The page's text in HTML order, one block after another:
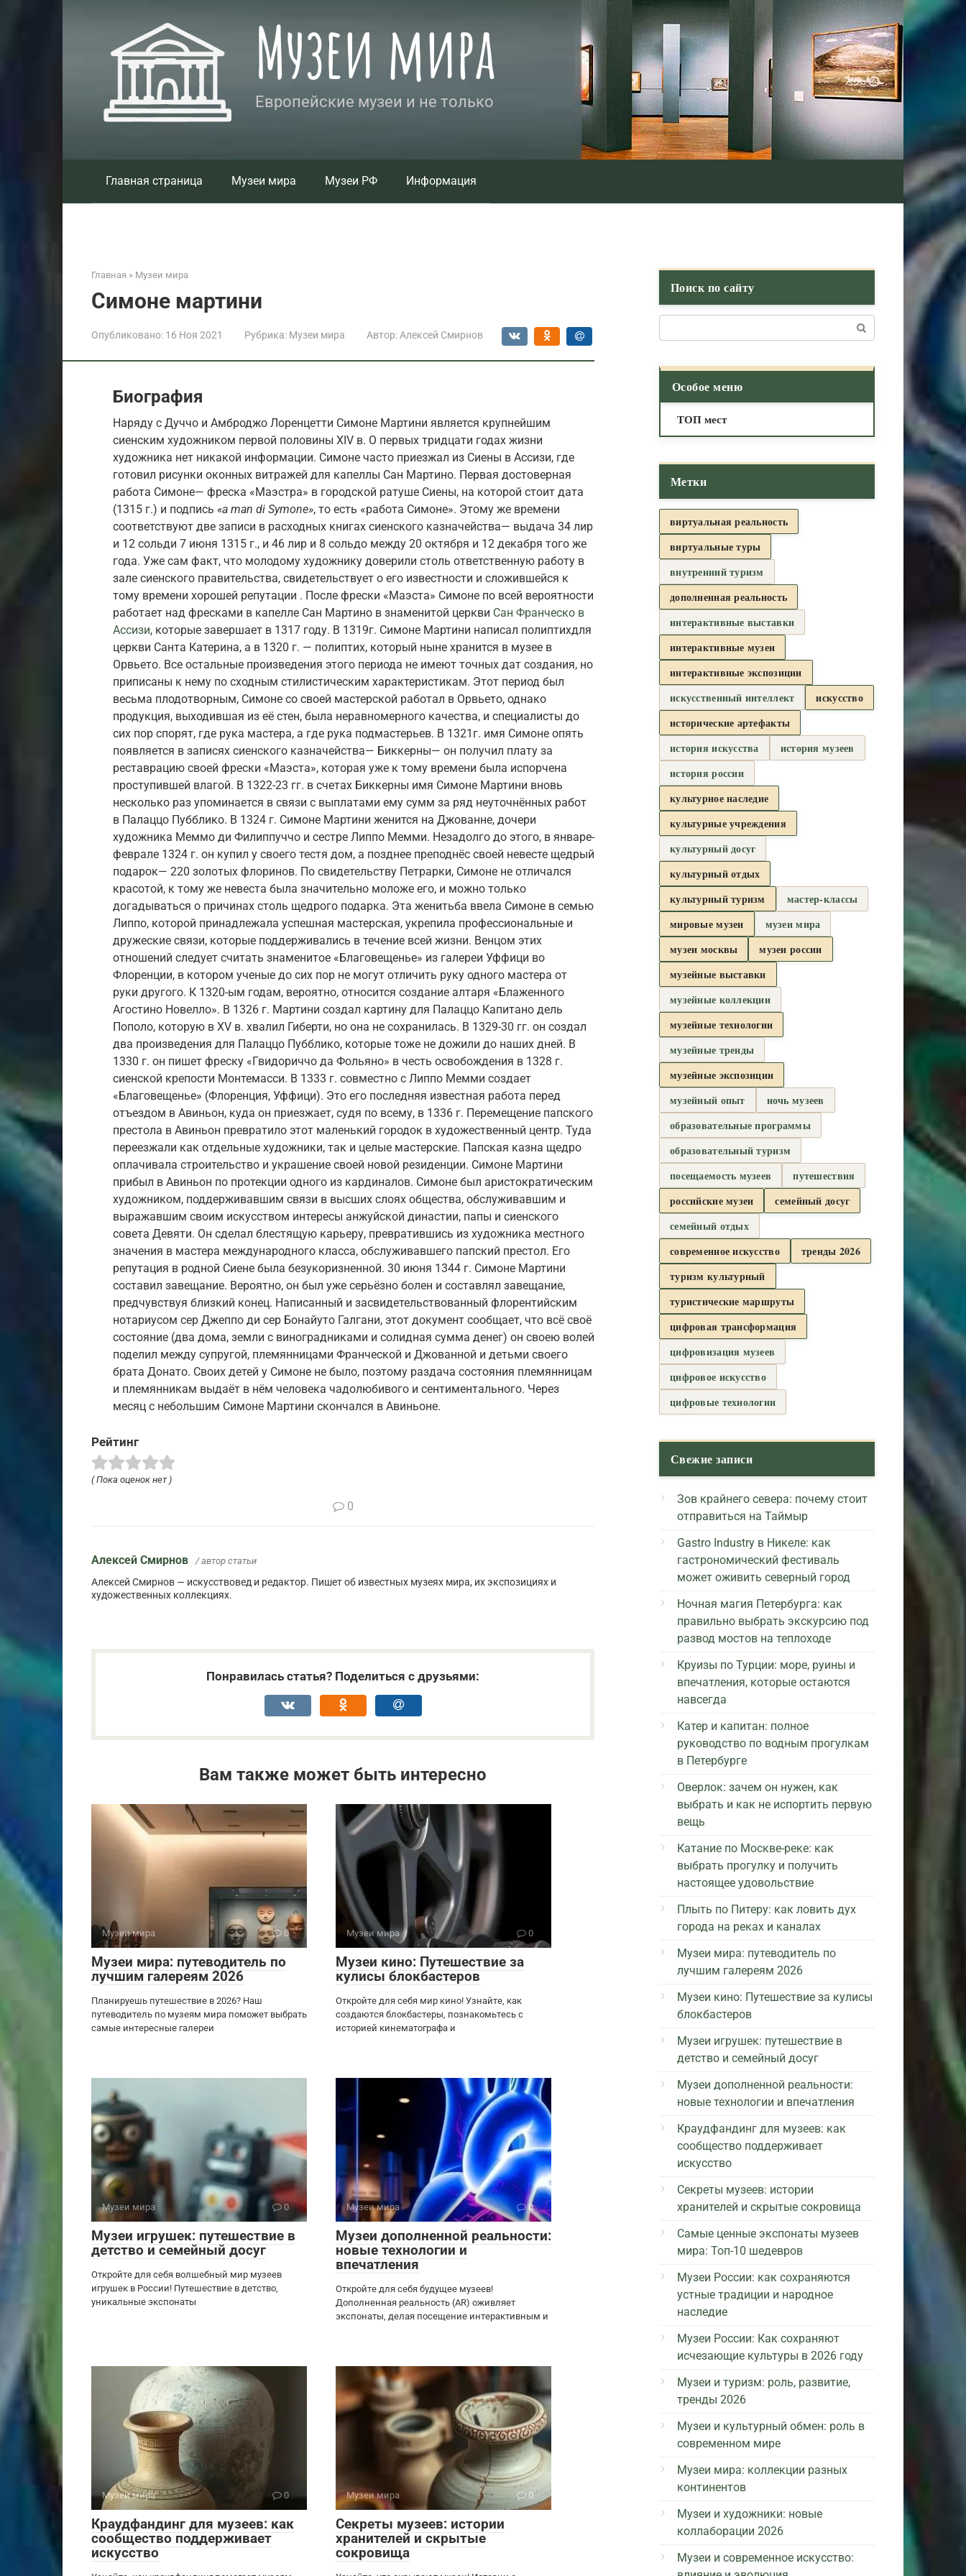
Музеи мира
Европейские музеи и не только
Главная страница Музеи мира Музеи РФ Информация
Главная » Музеи мира
Симоне мартини
Опубликовано: 16 Ноя 2021 Рубрика: Музеи мира Автор: Алексей Смирнов
Биография
Наряду с Дуччо и Амброджо Лоренцетти Симоне Мартини является крупнейшим
сиенским художником первой половины XIV в. О первых тридцати годах жизни
художника нет никакой информации. Симоне часто приезжал из Сиены в Ассизи, где
готовил рисунки оконных витражей для капеллы Сан Мартино. Первая достоверная
работа Симоне— фреска «Маэстра» в городской ратуше Сиены, на которой стоит дата
(1315 г.) и подпись «a man di Symone», то есть «работа Симоне». Этому же времени
соответствуют две записи в расходных книгах сиенского казначейства— выдача 34 лир
и 12 сольди 7 июня 1315 г., и 46 лир и 8 сольдо между 20 октября и 12 декабря того же
года. Уже сам факт, что молодому художнику доверили столь ответственную работу в
зале сиенского правительства, свидетельствует о его известности и сложившейся к
тому времени хорошей репутации . После фрески «Маэста» Симоне по всей вероятности
работает над фресками в капелле Сан Мартино в знаменитой церкви Сан Франческо в
Ассизи, которые завершает в 1317 году. В 1319г. Симоне Мартини написал полиптихдля
церкви Санта Катерина, а в 1320 г. — полиптих, который ныне хранится в музее в
Орвьето. Все остальные произведения этого периода не имеют точных дат создания, но
приписаны к нему по сходным стилистическим характеристикам. Этот период был
весьма плодотворным, Симоне со своей мастерской работал в Орвьето, однако
продукция, выходившая из её стен, была неравномерного качества, и специалисты до
сих пор спорят, где рука мастера, а где рука подмастерьев. В 1321г. имя Симоне опять
появляется в записях сиенского казначейства— Биккерны— он получил плату за
реставрацию своей фрески «Маэста», которая уже к тому времени была испорчена
проступившей влагой. В 1322-23 гг. в счетах Биккерны имя Симоне Мартини вновь
несколько раз упоминается в связи с выплатами ему сумм за ряд неуточнённых работ
в Палаццо Пубблико. В 1324 г. Симоне Мартини женится на Джованне, дочери
художника Меммо ди Филиппуччо и сестре Липпо Мемми. Незадолго до этого, в январе-
феврале 1324 г. он купил у своего тестя дом, а позднее преподнёс своей невесте щедрый
подарок— 220 золотых флоринов. По свидетельству Петрарки, Симоне не отличался
красотой, к тому же невеста была значительно моложе его, и можно только
догадываться о причинах столь щедрого подарка. Эта женитьба ввела Симоне в семью
Липпо, которой принадлежала успешная мастерская, укрепила профессиональные и
дружеские связи, которые поддерживались в течение всей жизни. Венцом этих
отношений следует считать знаменитое «Благовещенье» из галереи Уффици во
Флоренции, в котором ученые до сих пор не могут отличить руку одного мастера от
руки другого. К 1320-ым годам, вероятно, относится создание алтаря «Блаженного
Агостино Новелло». В 1326 г. Мартини создал картину для Палаццо Капитано дель
Пополо, которую в XV в. хвалил Гиберти, но она не сохранилась. В 1329-30 гг. он создал
два произведения для Палаццо Пубблико, которые тоже не дожили до наших дней. В
1330 г. он пишет фреску «Гвидориччо да Фольяно» в честь освобождения в 1328 г.
сиенской крепости Монтемасси. В 1333 г. совместно с Липпо Мемми создает
«Благовещенье» (Флоренция, Уффици). Это его последняя известная работа перед
отъездом в Авиньон, куда он приезжает, судя по всему, в 1336 г. Перемещение папского
престола в Авиньон превратило этот маленький городок в художественный центр. Туда
переезжали как отдельные художники, так и целые мастерские. Папская казна щедро
оплачивала строительство и украшение своей новой резиденции. Симоне Мартини
прибыл в Авиньон по протекции одного из кардиналов. Симоне был аристократическим
художником, поддерживавшим связи в высших слоях общества, обслуживавшим и
выражавшим своим искусством интересы анжуйской династии, папы и сиенского
совета Девяти. Он сделал блестящую карьеру, превратившись из художника местного
значения в мастера международного класса, обслуживавшего папский престол. Его
репутация в родной Сиене была безукоризненной. 30 июня 1344 г. Симоне Мартини
составил завещание. Вероятно, он был уже серьёзно болен и составлял завещание,
предчувствуя близкий конец. Написанный и засвидетельствованный флорентийским
нотариусом сер Джеппо ди сер Бонайуто Галгани, этот документ сообщает, что всё своё
состояние (два дома, земли с виноградниками и солидная сумма денег) он своею волей
поделил между супругой, племянницами Франческой и Джованной и детьми своего
брата Донато. Своих детей у Симоне не было, поэтому раздача состояния племянницам
и племянникам выдаёт в нём человека чадолюбивого и сентиментального. Через
месяц с небольшим Симоне Мартини скончался в Авиньоне.
Рейтинг
( Пока оценок нет )
0
Алексей Смирнов / автор статьи
Алексей Смирнов — искусствовед и редактор. Пишет об известных музеях мира, их экспозициях и
художественных коллекциях.
Понравилась статья? Поделиться с друзьями:
Вам также может быть интересно
Музеи мира 0
Музеи мира: путеводитель по
лучшим галереям 2026
Планируешь путешествие в 2026? Наш
путеводитель по музеям мира поможет выбрать
самые интересные галереи
Музеи мира 0
Музеи кино: Путешествие за
кулисы блокбастеров
Откройте для себя мир кино! Узнайте, как
создаются блокбастеры, познакомьтесь с
историей кинематографа и
Музеи мира 0
Музеи игрушек: путешествие в
детство и семейный досуг
Откройте для себя волшебный мир музеев
игрушек в России! Путешествие в детство,
уникальные экспонаты
Музеи мира 0
Музеи дополненной реальности:
новые технологии и
впечатления
Откройте для себя будущее музеев!
Дополненная реальность (AR) оживляет
экспонаты, делая посещение интерактивным и
Музеи мира 0
Краудфандинг для музеев: как
сообщество поддерживает
искусство
Музеи мира 0
Секреты музеев: истории
хранителей и скрытые
сокровища
Поиск по сайту
Особое меню
ТОП мест
Метки
виртуальная реальность
виртуальные туры
внутренний туризм
дополненная реальность
интерактивные выставки
интерактивные музеи
интерактивные экспозиции
искусственный интеллект
искусство
исторические артефакты
история искусства
история музеев
история россии
культурное наследие
культурные учреждения
культурный досуг
культурный отдых
культурный туризм
мастер-классы
мировые музеи
музеи мира
музеи москвы
музеи россии
музейные выставки
музейные коллекции
музейные технологии
музейные тренды
музейные экспозиции
музейный опыт
ночь музеев
образовательные программы
образовательный туризм
посещаемость музеев
путешествия
российские музеи
семейный досуг
семейный отдых
современное искусство
тренды 2026
туризм культурный
туристические маршруты
цифровая трансформация
цифровизация музеев
цифровое искусство
цифровые технологии
Свежие записи
Зов крайнего севера: почему стоит
отправиться на Таймыр
Gastro Industry в Никеле: как
гастрономический фестиваль
может оживить северный город
Ночная магия Петербурга: как
правильно выбрать экскурсию под
развод мостов на теплоходе
Круизы по Турции: море, руины и
впечатления, которые остаются
навсегда
Катер и капитан: полное
руководство по водным прогулкам
в Петербурге
Оверлок: зачем он нужен, как
выбрать и как не испортить первую
вещь
Катание по Москве-реке: как
выбрать прогулку и получить
настоящее удовольствие
Плыть по Питеру: как ловить дух
города на реках и каналах
Музеи мира: путеводитель по
лучшим галереям 2026
Музеи кино: Путешествие за кулисы
блокбастеров
Музеи игрушек: путешествие в
детство и семейный досуг
Музеи дополненной реальности:
новые технологии и впечатления
Краудфандинг для музеев: как
сообщество поддерживает
искусство
Секреты музеев: истории
хранителей и скрытые сокровища
Самые ценные экспонаты музеев
мира: Топ-10 шедевров
Музеи России: как сохраняются
устные традиции и народное
наследие
Музеи России: Как сохраняют
исчезающие культуры в 2026 году
Музеи и туризм: роль, развитие,
тренды 2026
Музеи и культурный обмен: роль в
современном мире
Музеи мира: коллекции разных
континентов
Музеи и художники: новые
коллаборации 2026
Музеи и современное искусство: